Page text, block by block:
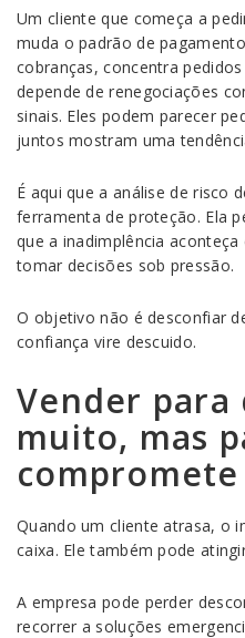
Um cliente que começa a
muda o padrão de
cobranças, concentra
depende de renegociações
sinais. Eles podem parecer
juntos mostram uma
É aqui que a análise de risco
ferramenta de proteção. Ela
que a inadimplência
tomar decisões sob pressão.
O objetivo não é desconfiar
confiança vire descuido.
Vender para
muito, mas
Quando um cliente atrasa, o
caixa. Ele também pode
A empresa pode perder
recorrer a soluções